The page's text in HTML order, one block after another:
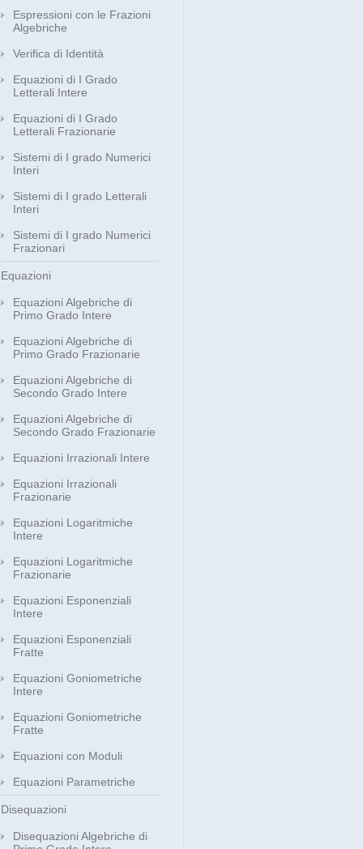
Espressioni con le Frazioni
Algebriche
Verifica di Identità
Equazioni di I Grado
Letterali Intere
Equazioni di I Grado
Letterali Frazionarie
Sistemi di I grado Numerici
Interi
Sistemi di I grado Letterali
Interi
Sistemi di I grado Numerici
Frazionari
Equazioni
Equazioni Algebriche di
Primo Grado Intere
Equazioni Algebriche di
Primo Grado Frazionarie
Equazioni Algebriche di
Secondo Grado Intere
Equazioni Algebriche di
Secondo Grado Frazionarie
Equazioni Irrazionali Intere
Equazioni Irrazionali
Frazionarie
Equazioni Logaritmiche
Intere
Equazioni Logaritmiche
Frazionarie
Equazioni Esponenziali
Intere
Equazioni Esponenziali
Fratte
Equazioni Goniometriche
Intere
Equazioni Goniometriche
Fratte
Equazioni con Moduli
Equazioni Parametriche
Disequazioni
Disequazioni Algebriche di